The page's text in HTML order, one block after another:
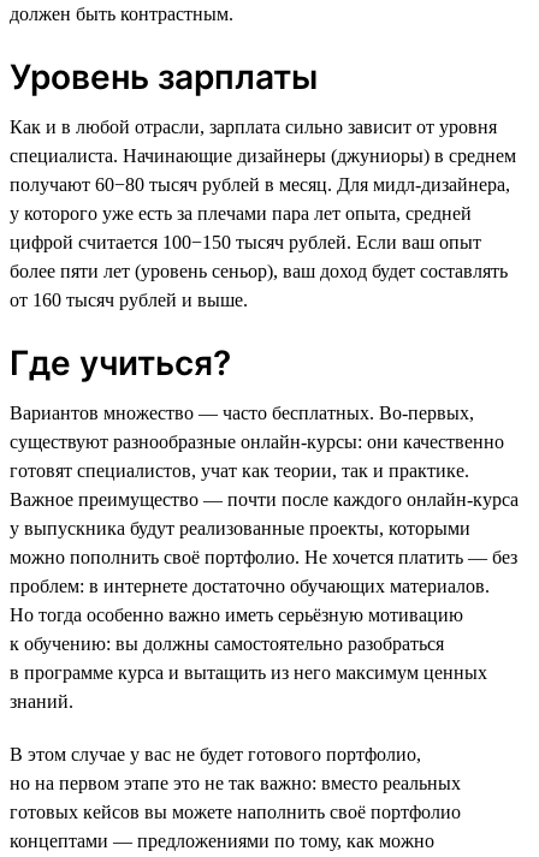
должен быть контрастным.
Уровень зарплаты
Как и в любой отрасли, зарплата сильно зависит от уровня
специалиста. Начинающие дизайнеры (джуниоры) в среднем
получают 60−80 тысяч рублей в месяц. Для мидл-дизайнера,
у которого уже есть за плечами пара лет опыта, средней
цифрой считается 100−150 тысяч рублей. Если ваш опыт
более пяти лет (уровень сеньор), ваш доход будет составлять
от 160 тысяч рублей и выше.
Где учиться?
Вариантов множество — часто бесплатных. Во-первых,
существуют разнообразные онлайн-курсы: они качественно
готовят специалистов, учат как теории, так и практике.
Важное преимущество — почти после каждого онлайн-курса
у выпускника будут реализованные проекты, которыми
можно пополнить своё портфолио. Не хочется платить — без
проблем: в интернете достаточно обучающих материалов.
Но тогда особенно важно иметь серьёзную мотивацию
к обучению: вы должны самостоятельно разобраться
в программе курса и вытащить из него максимум ценных
знаний.
В этом случае у вас не будет готового портфолио,
но на первом этапе это не так важно: вместо реальных
готовых кейсов вы можете наполнить своё портфолио
концептами — предложениями по тому, как можно